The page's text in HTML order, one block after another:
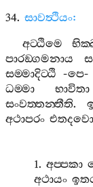
34. සාවත්‍ථියං:
අට‍්ඨිමෙ
පාරඞ‍්ගමනාය
සම‍්මාදිට‍්ඨි -පෙ-
ධම‍්මා
භාවිතා
සංවත‍්තන‍්තීති.
අථාපරං
1.අප‍්පකා
අථායං